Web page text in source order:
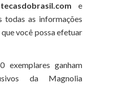
e
todas as informações
você possa efetuar
exemplares ganham
da Magnolia